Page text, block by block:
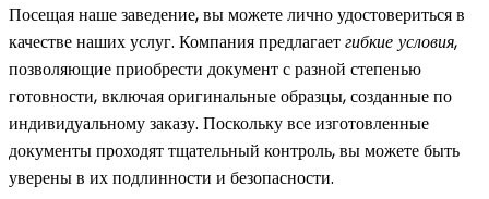
Посещая наше заведение, вы можете лично удостовериться в
качестве наших услуг. Компания предлагаетгибкие условия,
позволяющие приобрести документ с разной степенью
готовности, включая оригинальные образцы, созданные по
индивидуальному заказу. Поскольку все изготовленные
документы проходят тщательный контроль, вы можете быть
уверены в их подлинности и безопасности.